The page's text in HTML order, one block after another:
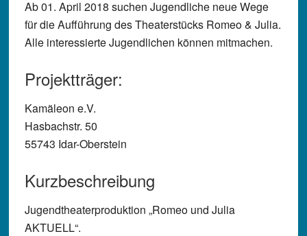
Ab 01. April 2018 suchen Jugendliche neue Wege
für die Aufführung des Theaterstücks Romeo & Julia.
Alle interessierte Jugendlichen können mitmachen.
Projektträger:
Kamäleon e.V.
Hasbachstr. 50
55743 Idar-Oberstein
Kurzbeschreibung
Jugendtheaterproduktion „Romeo und Julia
AKTUELL“.